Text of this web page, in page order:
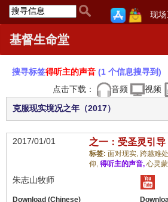
现
基督生命堂
搜寻标签得听主的声音 (1 个信息搜寻到)
点击下载：
音频 视频
克服现实境况之年（2017）
2017/01/01 之一：受圣灵引
标签: 面对现实, 跨越难
仰, 得听主的声音, 心灵
朱志山牧师